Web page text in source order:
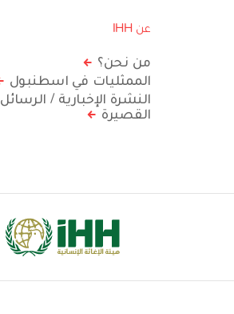
عن IHH
من نحن؟
الممثليات في اسطنبول
النشرة الإخبارية / الرسائل
القصيرة